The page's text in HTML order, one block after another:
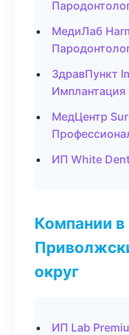
МедиЛаб
ЗдравПункт
Имплантация
МедЦентр
ИП White
Компании в
округ
ИП Lab